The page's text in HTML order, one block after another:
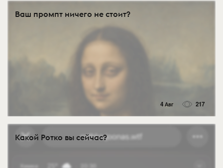
Ваш промпт ничего не стоит?
4 Авг 217
Какой Ротко вы сейчас?